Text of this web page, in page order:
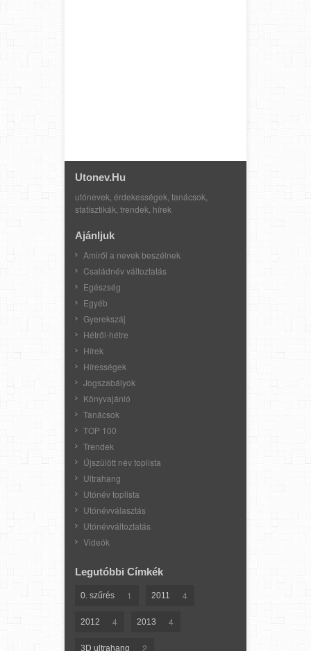
Utonev.hu
utónevek, érdekességek, tanácsok,
statisztikák, trendek, hírek
Ajánljuk
Amiről a nevek beszélnek
Családnév változtatás
Egészség
Egyéb
Gyerekszáj
Hétről-hétre
Hírek
Hírességek
Jogszabályok
Könyvajánló
Tanácsok
TOP 100
Trendek
Újszülött név toplista
Ultrahang
Utónév toplista
Utónévválasztás
Utónévváltoztatás
Videók
Legutóbbi Címkék
0. szűrés 1 2011 4
2012 4 2013 4
3D ultrahang 2